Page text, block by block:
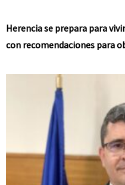
Herencia se prepara para
con recomendaciones para